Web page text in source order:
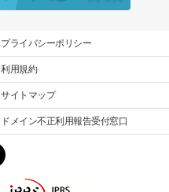
プライバシーポリシー
利用規約
サイトマップ
ドメイン不正利用報告受付窓口